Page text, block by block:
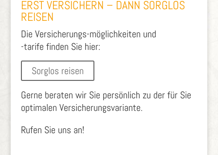
ERST VERSICHERN – DANN SORGLOS
REISEN
Die Versicherungs-möglichkeiten und
-tarife finden Sie hier:
Sorglos reisen
Gerne beraten wir Sie persönlich zu der für Sie
optimalen Versicherungsvariante.
Rufen Sie uns an!